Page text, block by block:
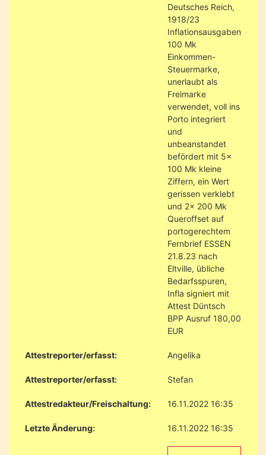
Deutsches Reich,
1918/23
Inflationsausgaben
100 Mk
Einkommen-
Steuermarke,
unerlaubt als
Freimarke
verwendet, voll ins
Porto integriert
und
unbeanstandet
befördert mit 5x
100 Mk kleine
Ziffern, ein Wert
gerissen verklebt
und 2x 200 Mk
Queroffset auf
portogerechtem
Fernbrief ESSEN
21.8.23 nach
Eltville, übliche
Bedarfsspuren,
Infla signiert mit
Attest Düntsch
BPP Ausruf 180,00
EUR
Attestreporter/erfasst: Angelika
Attestreporter/erfasst: Stefan
Attestredakteur/Freischaltung: 16.11.2022 16:35
Letzte Änderung: 16.11.2022 16:35